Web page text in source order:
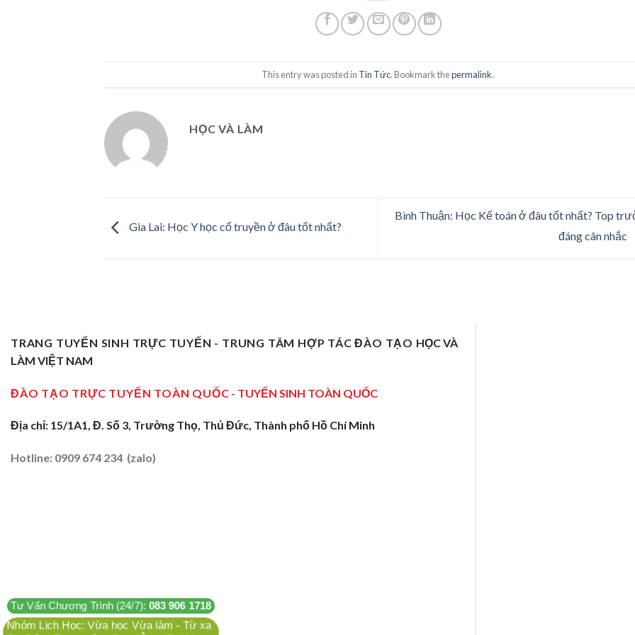
This entry was posted in Tin Tức. Bookmark thepermalink.
HỌC VÀ LÀM
Gia Lai: Học Y học cổ truyền ở đâu tốt nhất?
Bình Thuận: Học Kế toán ở đâu tốt nhất? Top
đáng cân nhắc
TRANG TUYỂN SINH TRỰC TUYẾN - TRUNG TÂM HỢP TÁC ĐÀO TẠO HỌC VÀ
LÀM VIỆT NAM
ĐÀO TẠO TRỰC TUYẾN TOÀN QUỐC - TUYỂN SINH TOÀN QUỐC
Địa chỉ: 15/1A1, Đ. Số 3, Trường Thọ, Thủ Đức, Thành phố Hồ Chí Minh
Hotline: 0909 674 234 (zalo)
Tư Vấn Chương Trình (24/7): 083 906 1718
Nhóm Lịch Học: Vừa học Vừa làm - Từ xa